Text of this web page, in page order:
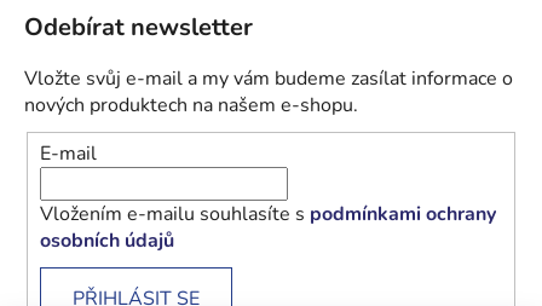
Odebírat newsletter
Vložte svůj e-mail a my vám budeme zasílat informace o
nových produktech na našem e-shopu.
E-mail
Vložením e-mailu souhlasíte s podmínkami ochrany
osobních údajů
PŘIHLÁSIT SE